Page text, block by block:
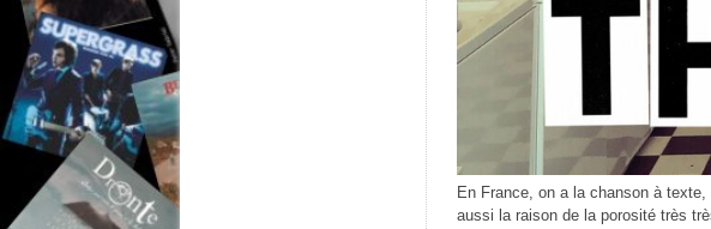
En France, on a la chanson à
aussi la raison de la porosité très